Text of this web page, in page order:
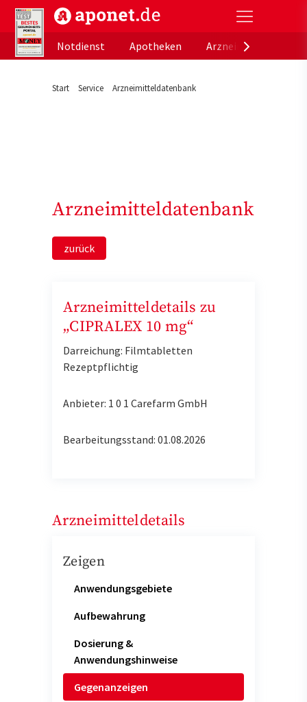
aponet.de - Das offizielle Gesundheitsportal der
Notdienst
Apotheken
Start Service Arzneimitteldatenbank
Arzneimitteldatenbank
zurück
Arzneimitteldetails zu
„CIPRALEX 10 mg“
Darreichung: Filmtabletten
Rezeptpflichtig
Anbieter: 1 0 1 Carefarm GmbH
Bearbeitungsstand: 01.08.2026
Arzneimitteldetails
Zeigen
Anwendungsgebiete
Aufbewahrung
Dosierung &
Anwendungshinweise
Gegenanzeigen